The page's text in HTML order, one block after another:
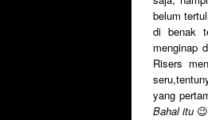
belum
di benak
menginap
Risers
yang
Bahal itu 😉